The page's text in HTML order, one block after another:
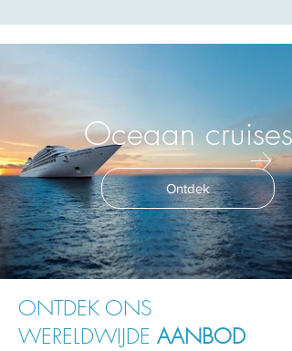
Oceaan cruises
Ontdek
ONTDEK ONS
WERELDWIJDE AANBOD